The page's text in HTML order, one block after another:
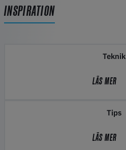
INSPIRATION
Teknik
LÄS MER
Tips
LÄS MER